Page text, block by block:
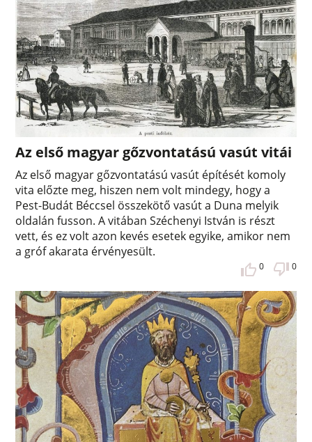
Az első magyar gőzvontatású vasút vitái
Az első magyar gőzvontatású vasút építését komoly
vita előzte meg, hiszen nem volt mindegy, hogy a
Pest-Budát Béccsel összekötő vasút a Duna melyik
oldalán fusson. A vitában Széchenyi István is részt
vett, és ez volt azon kevés esetek egyike, amikor nem
a gróf akarata érvényesült.
0 0